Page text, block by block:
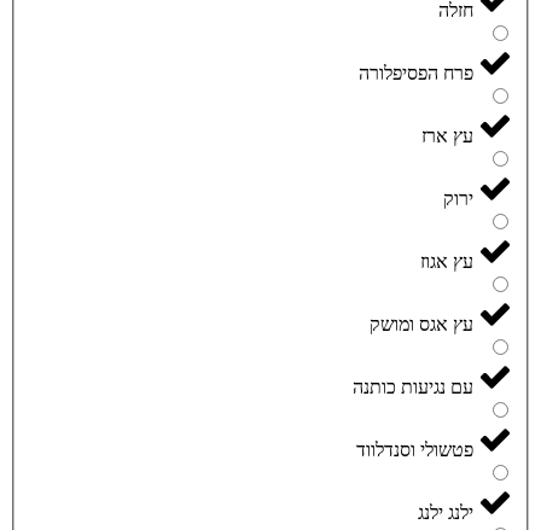
חזלה
פרח הפסיפלורה
עץ ארז
ירוק
עץ אגוז
עץ אגס ומושק
עם נגיעות כותנה
פטשולי וסנדלווד
ילנג ילנג